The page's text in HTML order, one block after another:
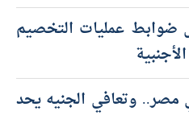
ضوابط عمليات التخصيم
جنيهًا في مصر.. وتعافي الجنيه يحد